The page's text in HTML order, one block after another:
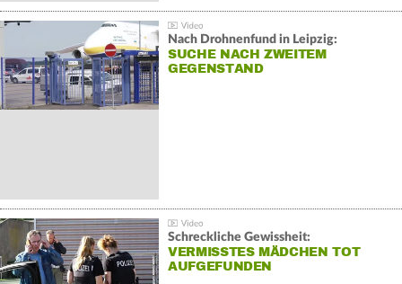
Nach Drohnenfund in Leipzig:
SUCHE NACH ZWEITEM
GEGENSTAND
Schreckliche Gewissheit:
VERMISSTES MÄDCHEN TOT
AUFGEFUNDEN